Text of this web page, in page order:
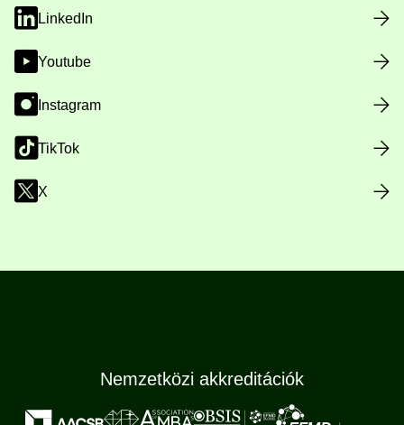
LinkedIn
Youtube
Instagram
TikTok
X
Nemzetközi akkreditációk